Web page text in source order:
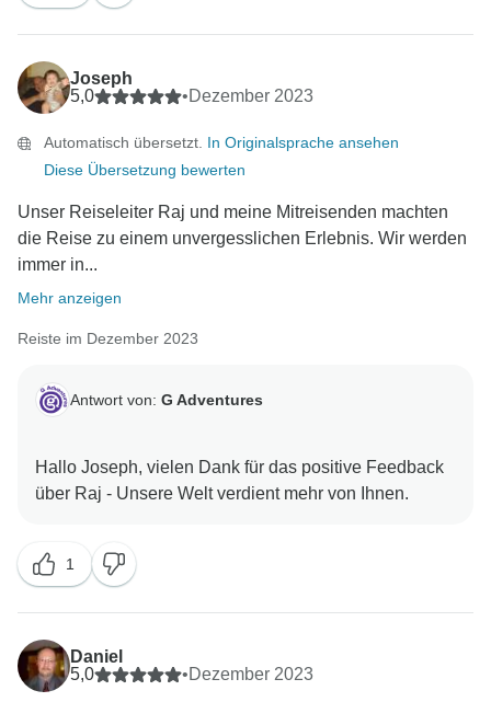
Joseph
5,0
•Dezember 2023
Automatisch übersetzt. In Originalsprache ansehen
Diese Übersetzung bewerten
Unser Reiseleiter Raj und meine Mitreisenden machten
die Reise zu einem unvergesslichen Erlebnis. Wir werden
immer in...
Mehr anzeigen
Reiste im Dezember 2023
Antwort von: G Adventures
Hallo Joseph, vielen Dank für das positive Feedback
1
Daniel
5,0
•Dezember 2023